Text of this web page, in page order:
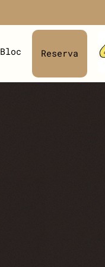
Bloc Reserva